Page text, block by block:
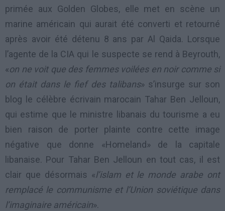
primée aux Golden Globes, elle met en scène un
marine américain qui aurait été converti et retourné
après avoir été détenu 8 ans par Al Qaida. Lorsque
l’agente de la CIA qui le suspecte se rend à Beyrouth,
«on ne voit que des femmes voilées en noir comme si
on était dans le fief des talibans» s’insurge sur son
blog le célèbre écrivain marocain Tahar Ben Jelloun,
qui estime que le ministre libanais du tourisme a eu
bien raison de porter plainte contre cette image
négative que donne «Homeland» de la capitale
libanaise. Pour Tahar Ben Jelloun en tout cas, il est
clair que désormais «l’islam et le monde arabe ont
remplacé le communisme et l’Union soviétique dans
l’imaginaire américain».